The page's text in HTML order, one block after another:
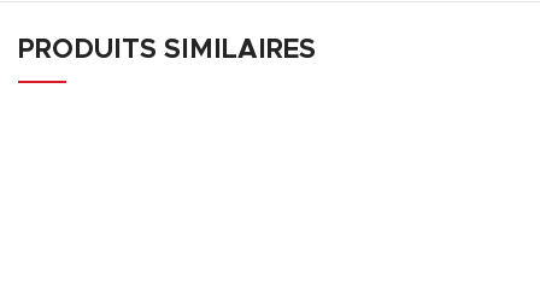
PRODUITS SIMILAIRES